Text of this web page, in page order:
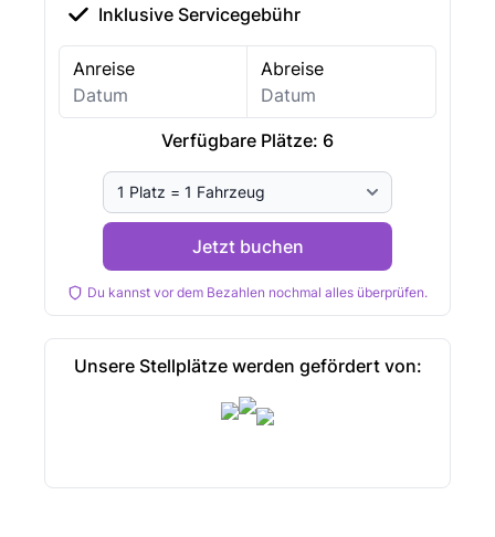
Inklusive Servicegebühr
Anreise Abreise
Verfügbare Plätze: 6
Jetzt buchen
Du kannst vor dem Bezahlen nochmal alles überprüfen.
Unsere Stellplätze werden gefördert von: